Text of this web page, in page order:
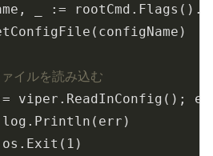
_ :=
イルを読み込む
viper.ReadInConfig();
		os.Exit(
1 )